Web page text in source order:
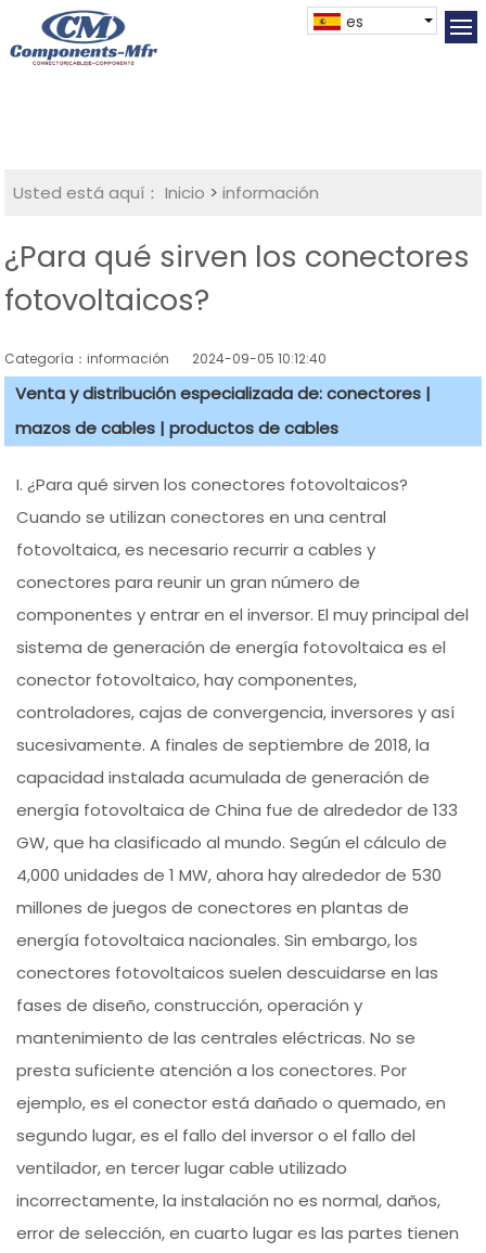
es
Usted está aquí： Inicio >información
¿Para qué sirven los conectores
fotovoltaicos?
Categoría：información 2024-09-05 10:12:40
Venta y distribución especializada de: conectores |
mazos de cables | productos de cables
I. ¿Para qué sirven los conectores fotovoltaicos?
Cuando se utilizan conectores en una central
fotovoltaica, es necesario recurrir a cables y
conectores para reunir un gran número de
componentes y entrar en el inversor. El muy principal del
sistema de generación de energía fotovoltaica es el
conector fotovoltaico, hay componentes,
controladores, cajas de convergencia, inversores y así
sucesivamente. A finales de septiembre de 2018, la
capacidad instalada acumulada de generación de
energía fotovoltaica de China fue de alrededor de 133
GW, que ha clasificado al mundo. Según el cálculo de
4,000 unidades de 1 MW, ahora hay alrededor de 530
millones de juegos de conectores en plantas de
energía fotovoltaica nacionales. Sin embargo, los
conectores fotovoltaicos suelen descuidarse en las
fases de diseño, construcción, operación y
mantenimiento de las centrales eléctricas. No se
presta suficiente atención a los conectores. Por
ejemplo, es el conector está dañado o quemado, en
segundo lugar, es el fallo del inversor o el fallo del
ventilador, en tercer lugar cable utilizado
incorrectamente, la instalación no es normal, daños,
error de selección, en cuarto lugar es las partes tienen